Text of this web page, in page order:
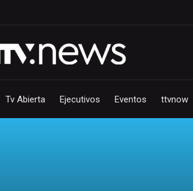
Tv Abierta Ejecutivos Eventos ttvnow